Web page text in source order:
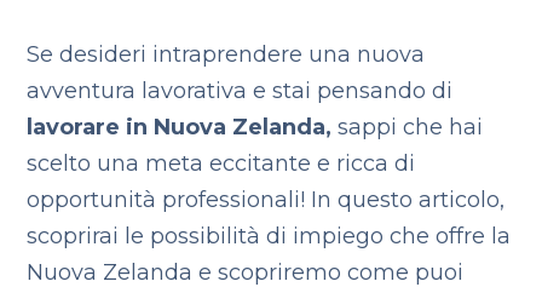
Se desideri intraprendere una nuova
avventura lavorativa e stai pensando di
lavorare in Nuova Zelanda,sappi che hai
scelto una meta eccitante e ricca di
opportunità professionali! In questo articolo,
scoprirai le possibilità di impiego che offre la
Nuova Zelanda e scopriremo come puoi